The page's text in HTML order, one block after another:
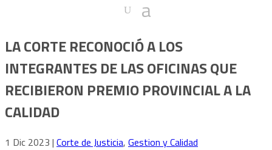
LA CORTE RECONOCIÓ A LOS
INTEGRANTES DE LAS OFICINAS QUE
RECIBIERON PREMIO PROVINCIAL A LA
CALIDAD
1 Dic 2023 | Corte de Justicia, Gestion y Calidad